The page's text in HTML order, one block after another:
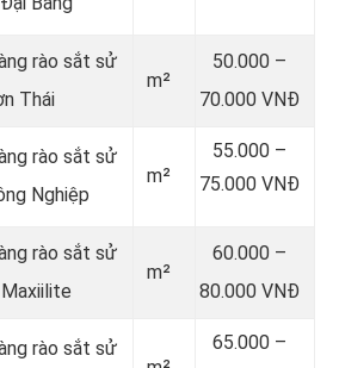
rào sắt sử
Thái
m²
50.000 –
70.000 VNĐ
rào sắt sử
Nghiệp
m²
55.000 –
75.000 VNĐ
rào sắt sử
m²
60.000 –
80.000 VNĐ
rào sắt sử
65.000 –